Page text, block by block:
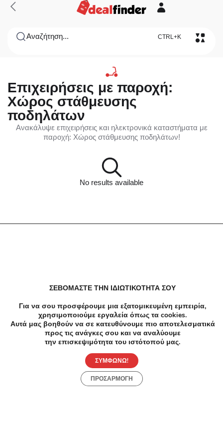
Αναζήτηση... CTRL+K
Επιχειρήσεις με παροχή:
Χώρος στάθμευσης
ποδηλάτων
Ανακάλυψε επιχειρήσεις και ηλεκτρονικά καταστήματα με
παροχή: Χώρος στάθμευσης ποδηλάτων!
No results available
Προσφορές Κατηγορίες Περιοχές Πόλεις
Όροι χρήσης Απόρρητο
ΣΕΒΟΜΑΣΤΕ ΤΗΝ ΙΔΙΩΤΙΚΟΤΗΤΑ ΣΟΥ
Για να σου προσφέρουμε μια εξατομικευμένη εμπειρία,
χρησιμοποιούμε εργαλεία όπως τα cookies.
Αυτά μας βοηθούν να σε κατευθύνουμε πιο αποτελεσματικά
προς τις ανάγκες σου και να αναλύουμε
την επισκεψιμότητα του ιστότοπού μας.
ΣΥΜΦΩΝΩ!
ΠΡΟΣΑΡΜΟΓΗ